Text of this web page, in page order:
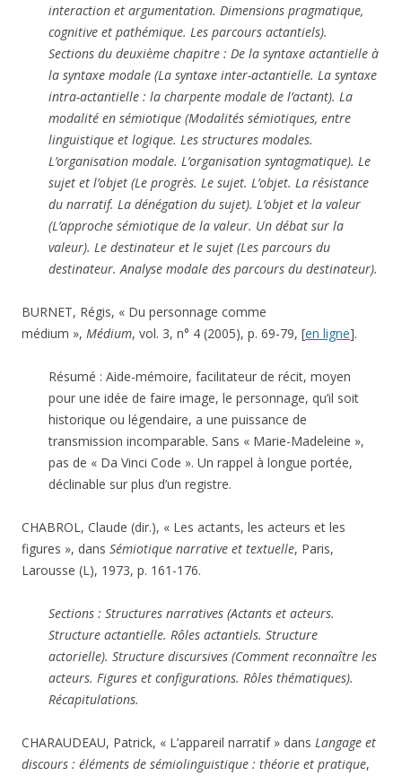
interaction et argumentation. Dimensions pragmatique,
cognitive et pathémique. Les parcours actantiels).
Sections du deuxième chapitre : De la syntaxe actantielle à
la syntaxe modale (La syntaxe inter-actantielle. La syntaxe
intra-actantielle : la charpente modale de l’actant). La
modalité en sémiotique (Modalités sémiotiques, entre
linguistique et logique. Les structures modales.
L’organisation modale. L’organisation syntagmatique). Le
sujet et l’objet (Le progrès. Le sujet. L’objet. La résistance
du narratif. La dénégation du sujet). L’objet et la valeur
(L’approche sémiotique de la valeur. Un débat sur la
valeur). Le destinateur et le sujet (Les parcours du
destinateur. Analyse modale des parcours du destinateur).
BURNET, Régis, « Du personnage comme
médium », Médium, vol. 3, n° 4 (2005), p. 69-79, [en ligne].
Résumé : Aide-mémoire, facilitateur de récit, moyen
pour une idée de faire image, le personnage, qu’il soit
historique ou légendaire, a une puissance de
transmission incomparable. Sans « Marie-Madeleine »,
pas de « Da Vinci Code ». Un rappel à longue portée,
déclinable sur plus d’un registre.
CHABROL, Claude (dir.), « Les actants, les acteurs et les
figures », dans Sémiotique narrative et textuelle, Paris,
Larousse (L), 1973, p. 161-176.
Sections : Structures narratives (Actants et acteurs.
Structure actantielle. Rôles actantiels. Structure
actorielle). Structure discursives (Comment reconnaître les
acteurs. Figures et configurations. Rôles thématiques).
Récapitulations.
CHARAUDEAU, Patrick, « L’appareil narratif » dans Langage et
discours : éléments de sémiolinguistique : théorie et pratique,